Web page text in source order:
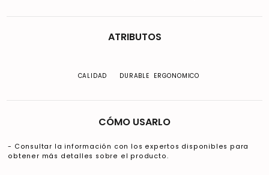
ATRIBUTOS
CALIDAD DURABLE ERGONOMICO
CÓMO USARLO
- Consultar la información con los expertos disponibles para
obtener más detalles sobre el producto.